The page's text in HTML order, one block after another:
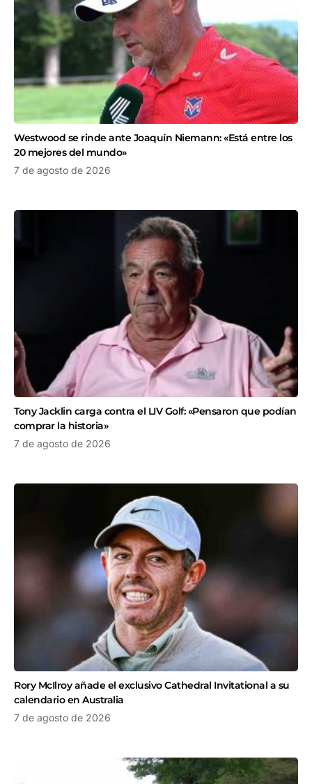
Westwood se rinde ante Joaquín Niemann: «Está entre los
20 mejores del mundo»
7 de agosto de 2026
Tony Jacklin carga contra el LIV Golf: «Pensaron que podían
comprar la historia»
7 de agosto de 2026
Rory McIlroy añade el exclusivo Cathedral Invitational a su
calendario en Australia
7 de agosto de 2026